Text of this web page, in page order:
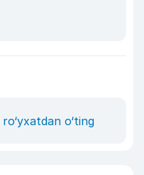
ro‘yxatdan o‘ting